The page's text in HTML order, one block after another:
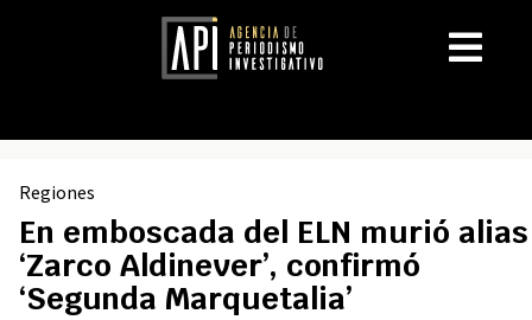
Regiones
En emboscada del ELN murió alias
‘Zarco Aldinever’, confirmó
‘Segunda Marquetalia’